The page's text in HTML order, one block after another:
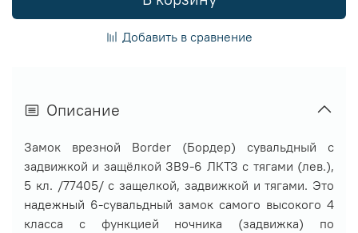
Добавить в сравнение
Описание
Замок врезной Border (Бордер) сувальдный с
задвижкой и защёлкой ЗВ9-6 ЛКТЗ с тягами (лев.),
5 кл. /77405/ с защелкой, задвижкой и тягами. Это
надежный 6-сувальдный замок самого высокого 4
класса с функцией ночника (задвижка) по